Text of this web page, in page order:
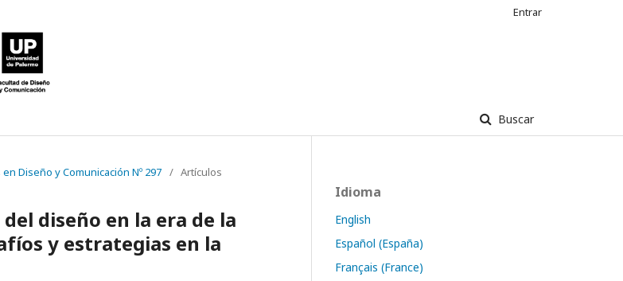
Buscar
Entrar
Diseño y Comunicación Nº 297 / Artículos
diseño en la era de la
y estrategias en la
Idioma
English
Español (España)
Français (France)